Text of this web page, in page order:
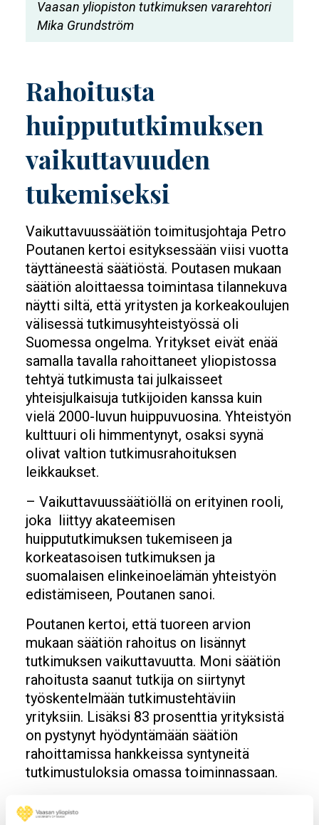
Vaasan yliopiston tutkimuksen vararehtori
Mika Grundström
Rahoitusta
huippututkimuksen
vaikuttavuuden
tukemiseksi
Vaikuttavuussäätiön toimitusjohtaja Petro
Poutanen kertoi esityksessään viisi vuotta
täyttäneestä säätiöstä. Poutasen mukaan
säätiön aloittaessa toimintasa tilannekuva
näytti siltä, että yritysten ja korkeakoulujen
välisessä tutkimusyhteistyössä oli
Suomessa ongelma. Yritykset eivät enää
samalla tavalla rahoittaneet yliopistossa
tehtyä tutkimusta tai julkaisseet
yhteisjulkaisuja tutkijoiden kanssa kuin
vielä 2000-luvun huippuvuosina. Yhteistyön
kulttuuri oli himmentynyt, osaksi syynä
olivat valtion tutkimusrahoituksen
leikkaukset.
– Vaikuttavuussäätiöllä on erityinen rooli,
joka liittyy akateemisen
huippututkimuksen tukemiseen ja
korkeatasoisen tutkimuksen ja
suomalaisen elinkeinoelämän yhteistyön
edistämiseen, Poutanen sanoi.
Poutanen kertoi, että tuoreen arvion
mukaan säätiön rahoitus on lisännyt
tutkimuksen vaikuttavuutta. Moni säätiön
rahoitusta saanut tutkija on siirtynyt
työskentelmään tutkimustehtäviin
yrityksiin. Lisäksi 83 prosenttia yrityksistä
on pystynyt hyödyntämään säätiön
rahoittamissa hankkeissa syntyneitä
tutkimustuloksia omassa toiminnassaan.
Poutanen kannusti lopuksi Vaasan
yliopiston tutkijoita hakemaan